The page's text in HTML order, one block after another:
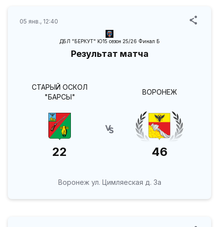
05 янв., 12:40
ДБЛ "БЕРКУТ" Ю15 сезон 25/26 Финал Б
Результат матча
СТАРЫЙ ОСКОЛ
"БАРСЫ"
22
ВОРОНЕЖ
46
Воронеж ул. Цимляеская д. 3а